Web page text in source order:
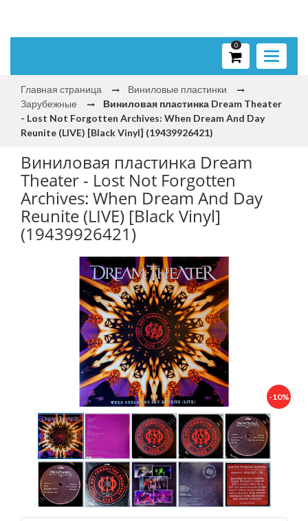
Toggle
0
Главная страница
Виниловые пластинки
Зарубежные
Виниловая пластинка Dream Theater
- Lost Not Forgotten Archives: When Dream And Day
Reunite (LIVE) [Black Vinyl] (19439926421)
Виниловая пластинка Dream
Theater - Lost Not Forgotten
Archives: When Dream And Day
Reunite (LIVE) [Black Vinyl]
(19439926421)
-10%